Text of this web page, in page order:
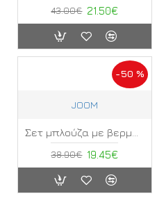
21.50€
43.00€
-50 %
JOOM
19.45€
38.90€